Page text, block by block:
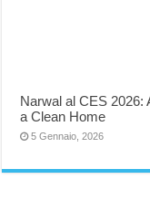
Narwal al CES 2026:
a Clean Home
5 Gennaio, 2026